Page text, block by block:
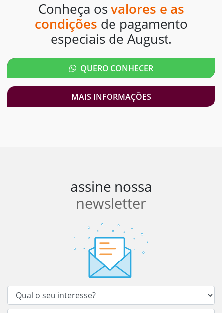
Conheça os valores e as
condições de pagamento
especiais de August.
QUERO CONHECER
MAIS INFORMAÇÕES
assine nossa
newsletter